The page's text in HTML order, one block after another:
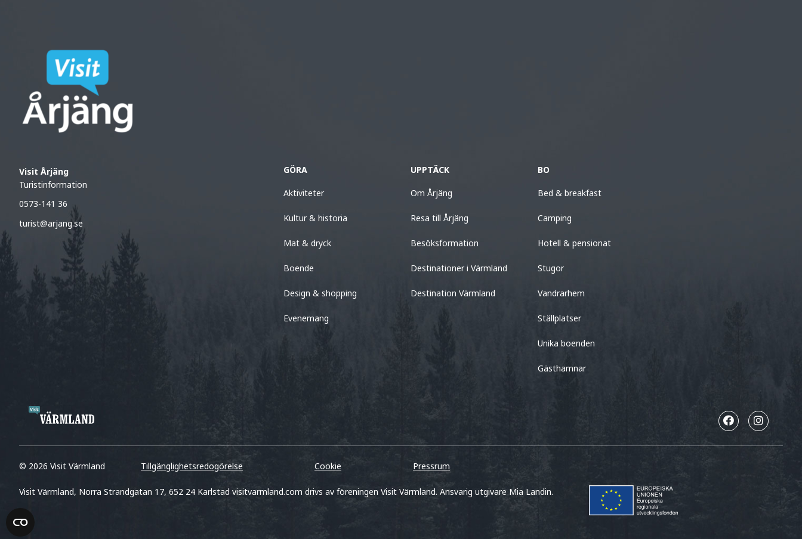
Visit Årjäng
Turistinformation
0573-141 36
turist@arjang.se
GÖRA
Aktiviteter
Kultur & historia
Mat & dryck
Boende
Design & shopping
Evenemang
UPPTÄCK
Om Årjäng
Resa till Årjäng
Besöksformation
Destinationer i Värmland
Destination Värmland
BO
Bed & breakfast
Camping
Hotell & pensionat
Stugor
Vandrarhem
Ställplatser
Unika boenden
Gästhamnar
© 2026 Visit Värmland Tillgänglighetsredogörelse Cookie Pressrum
Visit Värmland, Norra Strandgatan 17, 652 24 Karlstad visitvarmland.com drivs av föreningen Visit Värmland. Ansvarig utgivare Mia Landin.